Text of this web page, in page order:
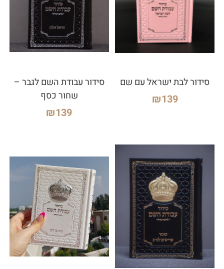
סידור לבת ישראל עם שם
₪139
סידור עבודת השם לגבר –
שחור כסף
₪139